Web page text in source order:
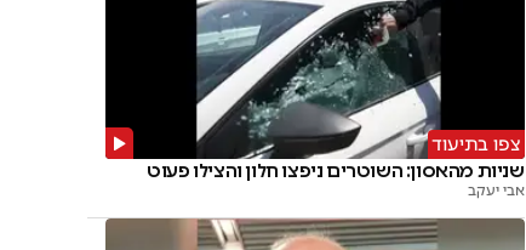
צפו בתיעוד
שניות מהאסון: השוטרים ניפצו חלון והצילו פעוט
אבי יעקב